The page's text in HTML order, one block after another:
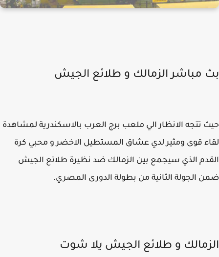
مباشر الزمالك و طلائع الجيش
تتجه الانظار الي ملعب برج العرب بالاسكندرية لمشاهدة
قوى ومثير لدي عشاق المستطيل الاخضر و محبي كرة
الذي سيجمع بين الزمالك ضد نظيرة طلائع الجيش
الجولة الثانية من بطولة الدورى المصري.
و طلائع الجيش يلا شوت